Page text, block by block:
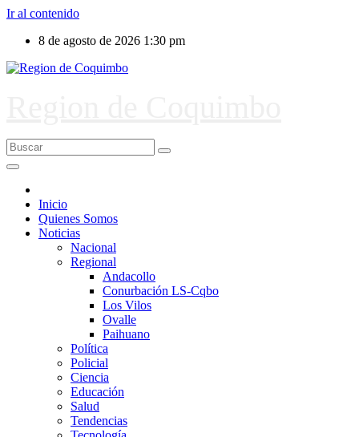
Ir al contenido
8 de agosto de 2026 1:30 pm
Inicio
Quienes Somos
Noticias
Nacional
Regional
Andacollo
Conurbación LS-Cqbo
Los Vilos
Ovalle
Paihuano
Política
Policial
Ciencia
Educación
Salud
Tendencias